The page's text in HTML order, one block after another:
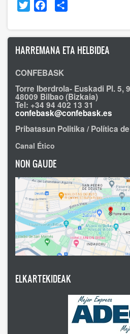
Twitter Facebook
HARREMANA ETA HELBIDEA
CONFEBASK
Torre Iberdrola- Euskadi Pl. 5,
48009 Bilbao (Bizkaia)
Tel: +34 94 402 13 31
confebask@confebask.es
Pribatasun Politika / Política
Canal Ético
NON GAUDE
ELKARTEKIDEAK